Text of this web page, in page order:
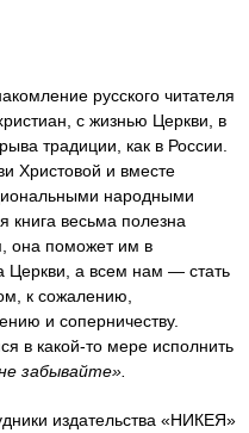
русского читателя
с жизнью Церкви, в
традиции, как в России.
Христовой и вместе
народными
книга весьма полезна
она поможет им в
Церкви, а всем нам — стать
к сожалению,
и соперничеству.
в какой-то мере исполнить
забывайте».
издательства «НИКЕЯ»